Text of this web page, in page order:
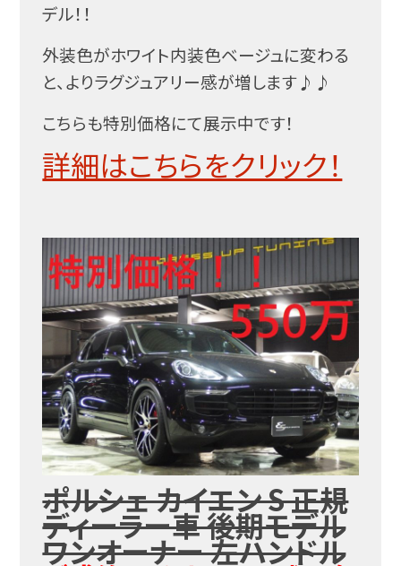
デル！！
外装色がホワイト内装色ベージュに変わる
と、よりラグジュアリー感が増します♪♪
こちらも特別価格にて展示中です！
詳細はこちらをクリック！
ポルシェ カイエン S 正規
ディーラー車 後期モデル
ワンオーナー 左ハンドル